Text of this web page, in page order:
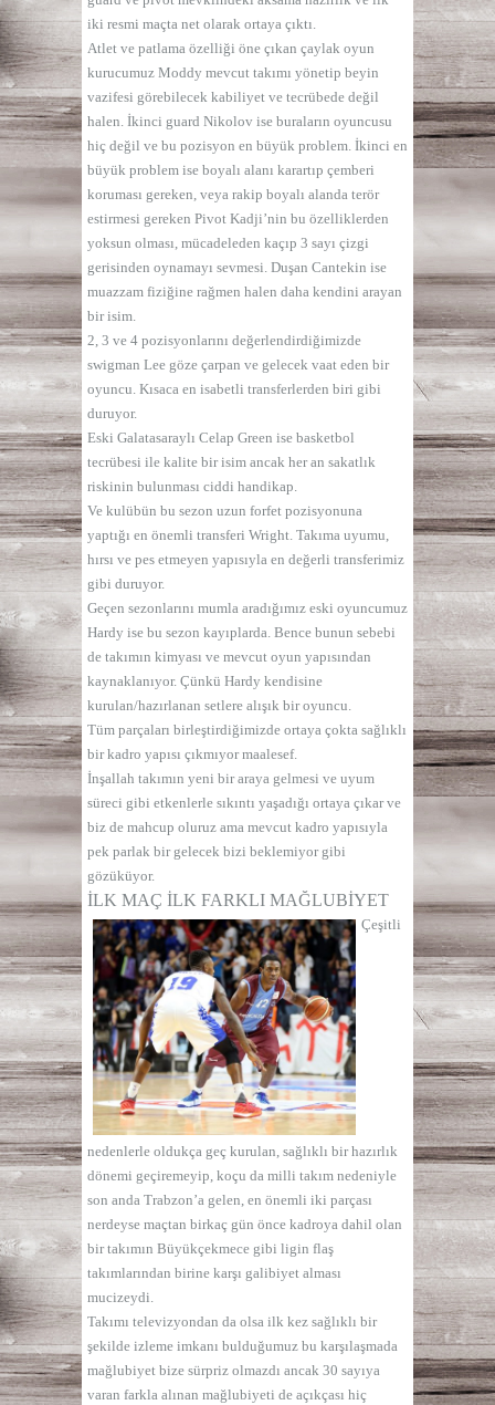
iki resmi maçta net olarak ortaya çıktı.
Atlet ve patlama özelliği öne çıkan çaylak oyun
kurucumuz Moddy mevcut takımı yönetip beyin
vazifesi görebilecek kabiliyet ve tecrübede değil
halen. İkinci guard Nikolov ise buraların oyuncusu
hiç değil ve bu pozisyon en büyük problem. İkinci en
büyük problem ise boyalı alanı karartıp çemberi
koruması gereken, veya rakip boyalı alanda terör
estirmesi gereken Pivot Kadji’nin bu özelliklerden
yoksun olması, mücadeleden kaçıp 3 sayı çizgi
gerisinden oynamayı sevmesi. Duşan Cantekin ise
muazzam fiziğine rağmen halen daha kendini arayan
bir isim.
2, 3 ve 4 pozisyonlarını değerlendirdiğimizde
swigman Lee göze çarpan ve gelecek vaat eden bir
oyuncu. Kısaca en isabetli transferlerden biri gibi
duruyor.
Eski Galatasaraylı Celap Green ise basketbol
tecrübesi ile kalite bir isim ancak her an sakatlık
riskinin bulunması ciddi handikap.
Ve kulübün bu sezon uzun forfet pozisyonuna
yaptığı en önemli transferi Wright. Takıma uyumu,
hırsı ve pes etmeyen yapısıyla en değerli transferimiz
gibi duruyor.
Geçen sezonlarını mumla aradığımız eski oyuncumuz
Hardy ise bu sezon kayıplarda. Bence bunun sebebi
de takımın kimyası ve mevcut oyun yapısından
kaynaklanıyor. Çünkü Hardy kendisine
kurulan/hazırlanan setlere alışık bir oyuncu.
Tüm parçaları birleştirdiğimizde ortaya çokta sağlıklı
bir kadro yapısı çıkmıyor maalesef.
İnşallah takımın yeni bir araya gelmesi ve uyum
süreci gibi etkenlerle sıkıntı yaşadığı ortaya çıkar ve
biz de mahcup oluruz ama mevcut kadro yapısıyla
pek parlak bir gelecek bizi beklemiyor gibi
gözüküyor.
İLK MAÇ İLK FARKLI MAĞLUBİYET
Çeşitli
nedenlerle oldukça geç kurulan, sağlıklı bir hazırlık
dönemi geçiremeyip, koçu da milli takım nedeniyle
son anda Trabzon’a gelen, en önemli iki parçası
nerdeyse maçtan birkaç gün önce kadroya dahil olan
bir takımın Büyükçekmece gibi ligin flaş
takımlarından birine karşı galibiyet alması
mucizeydi.
Takımı televizyondan da olsa ilk kez sağlıklı bir
şekilde izleme imkanı bulduğumuz bu karşılaşmada
mağlubiyet bize sürpriz olmazdı ancak 30 sayıya
varan farkla alınan mağlubiyeti de açıkçası hiç